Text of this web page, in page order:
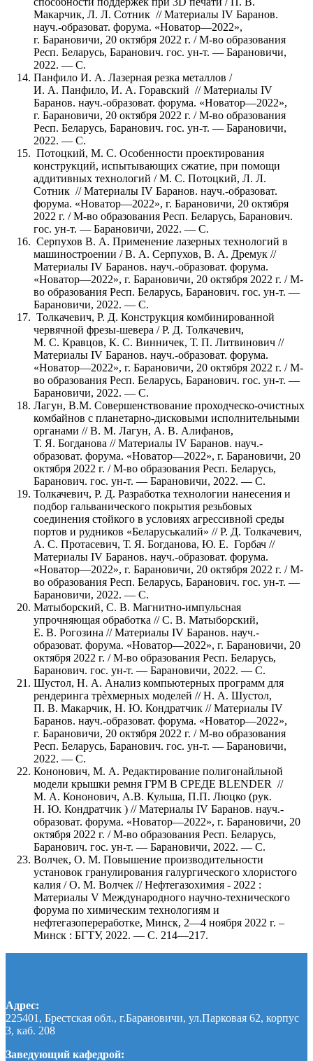
Макарчик, Л. Л. Сотник // Материалы IV Баранов.
науч.-образоват. форума. «Новатор—2022»,
г. Барановичи, 20 октября 2022 г. / М-во образования
Респ. Беларусь, Баранович. гос. ун-т. — Барановичи,
2022. — С.
Панфило И. А. Лазерная резка металлов /
И. А. Панфило, И. А. Горавский // Материалы IV
Баранов. науч.-образоват. форума. «Новатор—2022»,
г. Барановичи, 20 октября 2022 г. / М-во образования
Респ. Беларусь, Баранович. гос. ун-т. — Барановичи,
2022. — С.
Потоцкий, М. С. Особенности проектирования
конструкций, испытывающих сжатие, при помощи
аддитивных технологий / М. С. Потоцкий, Л. Л.
Сотник // Материалы IV Баранов. науч.-образоват.
форума. «Новатор—2022», г. Барановичи, 20 октября
2022 г. / М-во образования Респ. Беларусь, Баранович.
гос. ун-т. — Барановичи, 2022. — С.
Серпухов В. А. Применение лазерных технологий в
машиностроении / В. А. Серпухов, В. А. Дремук //
Материалы IV Баранов. науч.-образоват. форума.
«Новатор—2022», г. Барановичи, 20 октября 2022 г. / М-
во образования Респ. Беларусь, Баранович. гос. ун-т. —
Барановичи, 2022. — С.
Толкачевич, Р. Д. Конструкция комбинированной
червячной фрезы-шевера / Р. Д. Толкачевич,
М. С. Кравцов, К. С. Винничек, Т. П. Литвинович //
Материалы IV Баранов. науч.-образоват. форума.
«Новатор—2022», г. Барановичи, 20 октября 2022 г. / М-
во образования Респ. Беларусь, Баранович. гос. ун-т. —
Барановичи, 2022. — С.
Лагун, В.М. Совершенствование проходческо-очистных
комбайнов с планетарно-дисковыми исполнительными
органами // В. М. Лагун, А. В. Алифанов,
Т. Я. Богданова // Материалы IV Баранов. науч.-
образоват. форума. «Новатор—2022», г. Барановичи, 20
октября 2022 г. / М-во образования Респ. Беларусь,
Баранович. гос. ун-т. — Барановичи, 2022. — С.
Толкачевич, Р. Д. Разработка технологии нанесения и
подбор гальванического покрытия резьбовых
соединения стойкого в условиях агрессивной среды
портов и рудников «Беларуськалий» // Р. Д. Толкачевич,
А. С. Протасевич, Т. Я. Богданова, Ю. Е. Горбач //
Материалы IV Баранов. науч.-образоват. форума.
«Новатор—2022», г. Барановичи, 20 октября 2022 г. / М-
во образования Респ. Беларусь, Баранович. гос. ун-т. —
Барановичи, 2022. — С.
Матыборский, С. В. Магнитно-импульсная
упрочняющая обработка // С. В. Матыборский,
Е. В. Рогозина // Материалы IV Баранов. науч.-
образоват. форума. «Новатор—2022», г. Барановичи, 20
октября 2022 г. / М-во образования Респ. Беларусь,
Баранович. гос. ун-т. — Барановичи, 2022. — С.
Шустол, Н. А. Анализ компьютерных программ для
рендеринга трѐхмерных моделей // Н. А. Шустол,
П. В. Макарчик, Н. Ю. Кондратчик // Материалы IV
Баранов. науч.-образоват. форума. «Новатор—2022»,
г. Барановичи, 20 октября 2022 г. / М-во образования
Респ. Беларусь, Баранович. гос. ун-т. — Барановичи,
2022. — С.
Кононович, М. А. Редактирование полигонайльной
модели крышки ремня ГРМ В СРЕДЕ BLENDER //
М. А. Кононович, А.В. Кульша, П.П. Люцко (рук.
Н. Ю. Кондратчик ) // Материалы IV Баранов. науч.-
образоват. форума. «Новатор—2022», г. Барановичи, 20
октября 2022 г. / М-во образования Респ. Беларусь,
Баранович. гос. ун-т. — Барановичи, 2022. — С.
Волчек, О. М. Повышение производительности
установок гранулирования галургического хлористого
калия / О. М. Волчек // Нефтегазохимия - 2022 :
Материалы V Международного научно-технического
форума по химическим технологиям и
нефтегазопереработке, Минск, 2—4 ноября 2022 г. –
Минск : БГТУ, 2022. — С. 214—217.
Адрес:
225401, Брестская обл., г.Барановичи, ул.Парковая 62, корпус
3, каб. 208
Заведующий кафедрой: